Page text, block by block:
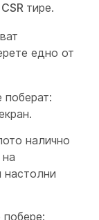
тире.
едно от
налично